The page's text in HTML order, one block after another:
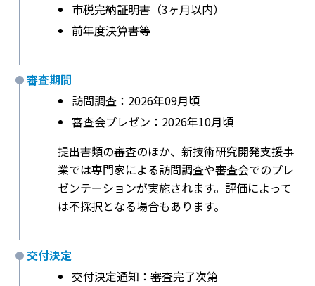
市税完納証明書（3ヶ月以内）
前年度決算書等
審査期間
訪問調査：2026年09月頃
審査会プレゼン：2026年10月頃
提出書類の審査のほか、新技術研究開発支援事
業では専門家による訪問調査や審査会でのプレ
ゼンテーションが実施されます。評価によって
は不採択となる場合もあります。
交付決定
交付決定通知：審査完了次第